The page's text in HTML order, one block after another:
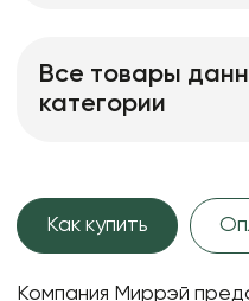
Все товары
категории
Как купить
Компания Миррэй